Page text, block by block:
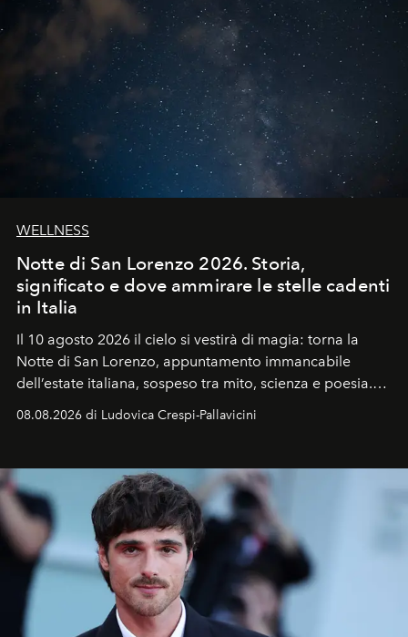
WELLNESS
Notte di San Lorenzo 2026. Storia,
significato e dove ammirare le stelle cadenti
in Italia
Il 10 agosto 2026 il cielo si vestirà di magia: torna la
Notte di San Lorenzo, appuntamento immancabile
dell’estate italiana, sospeso tra mito, scienza e poesia.
celeste per seguire il passaggio delle
all’universo i desideri più segreti
08.08.2026 di Ludovica Crespi-Pallavicini